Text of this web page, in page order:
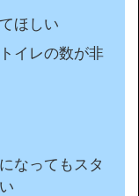
ほしい
イレの数が非
なってもスタ